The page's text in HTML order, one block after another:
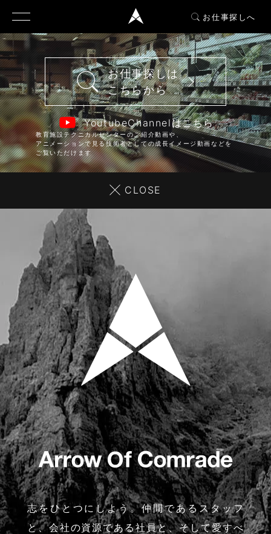
お仕事探しへ
お仕事探しは
こちらから
YoutubeChannelはこちら
教育施設テクニカルセンターのご紹介動画や、
アニメーションで見る技術者としての成長イメージ動画などを
ご覧いただけます
CLOSE
志をひとつにしよう。仲間であるスタッフ
と、会社の資源である社員と、そして愛すべ